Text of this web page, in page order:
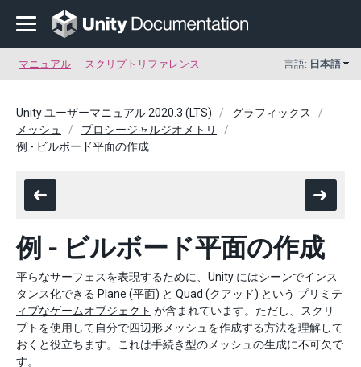
マニュアル スクリプトリファレンス 言語: 日本語
Unity ユーザーマニュアル 2020.3 (LTS)
グラフィックス
メッシュ
プロシージャルジオメトリ
例 - ビルボード平面の作成
例 - ビルボード平面の作成
平らなサーフェスを表現するために、Unity にはシーンでインス
タンス化できる Plane (平面) と Quad (クアッド) という プリミテ
ィブなゲームオブジェクト が含まれています。ただし、スクリ
プトを使用して自分で四辺形メッシュを作成する方法を理解して
おくと役立ちます。これは手続き型のメッシュの生成に不可欠で
す。